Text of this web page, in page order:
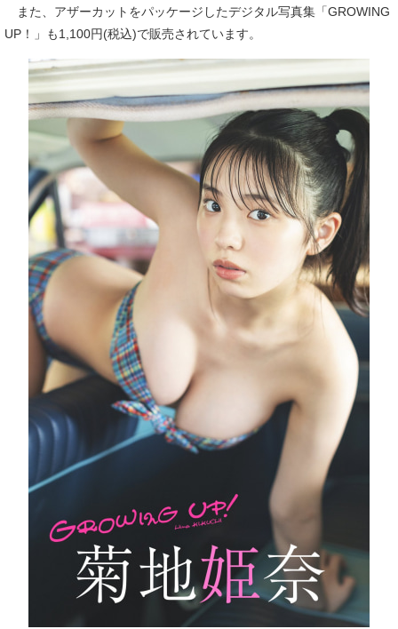
また、アザーカットをパッケージしたデジタル写真集「GROWING
UP！」も1,100円(税込)で販売されています。